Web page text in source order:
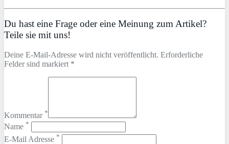
Du hast eine Frage oder eine Meinung zum Artikel?
Teile sie mit uns!
Deine E-Mail-Adresse wird nicht veröffentlicht. Erforderliche
Felder sind markiert *
Kommentar *
Name *
E-Mail Adresse *